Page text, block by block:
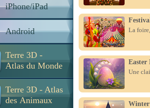
iPhone/iPad
Android
Terre 3D -
Atlas du Monde
Terre 3D - Atlas
des Animaux
La
Easter
Une
Winter